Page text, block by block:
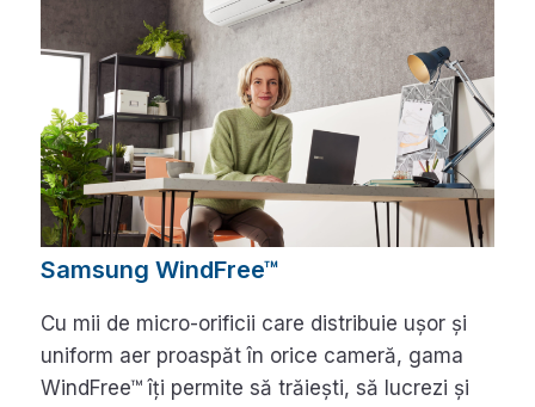
Samsung WindFree™
Cu mii de micro-orificii care distribuie ușor și
uniform aer proaspăt în orice cameră, gama
WindFree™ îți permite să trăiești, să lucrezi și